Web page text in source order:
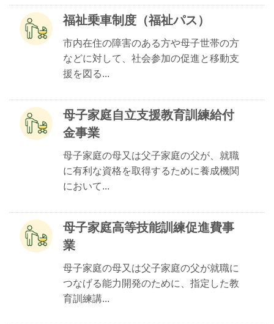
福祉乗車制度（福祉パス）
市内在住の障害のある方や母子世帯の方
などに対して、社会参加の促進と移動支
援を図る...
母子家庭自立支援教育訓練給付
金事業
母子家庭の母又は父子家庭の父が、就職
に有利な資格を取得するために養成機関
において...
母子家庭高等技能訓練促進費事
業
母子家庭の母又は父子家庭の父が就職に
つなげる能力開発のために、指定した教
育訓練講...